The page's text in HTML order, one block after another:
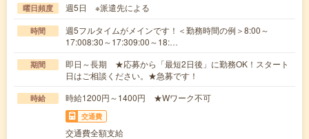
曜日頻度 週5日 ※派遣先による
時間
週5フルタイムがメインです！＜勤務時間の例＞8:00～
17:008:30～17:309:00～18:…
期間
即日～長期 ★応募から「最短2日後」に勤務OK！スタート
日はご相談ください。★急募です！
時給 時給1200円～1400円 ★Wワーク不可
交通費
交通費全額支給